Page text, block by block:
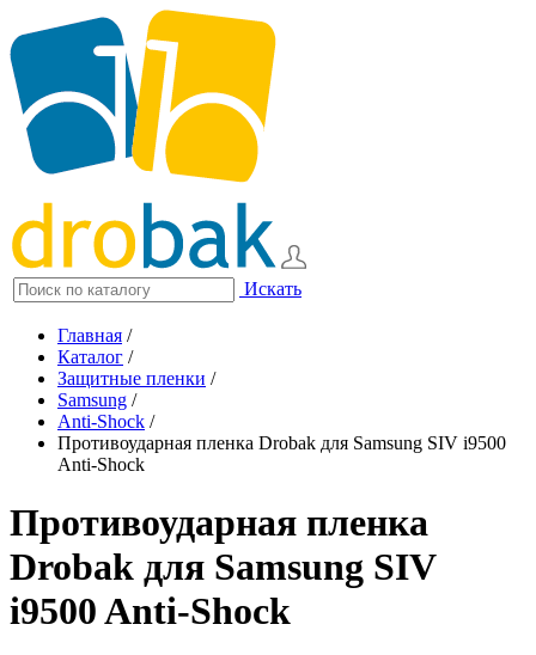
Искать
Главная /
Каталог /
Защитные пленки /
Samsung /
Anti-Shock /
Противоударная пленка Drobak для Samsung SIV i9500
Anti-Shock
Противоударная пленка
Drobak для Samsung SIV
i9500 Anti-Shock